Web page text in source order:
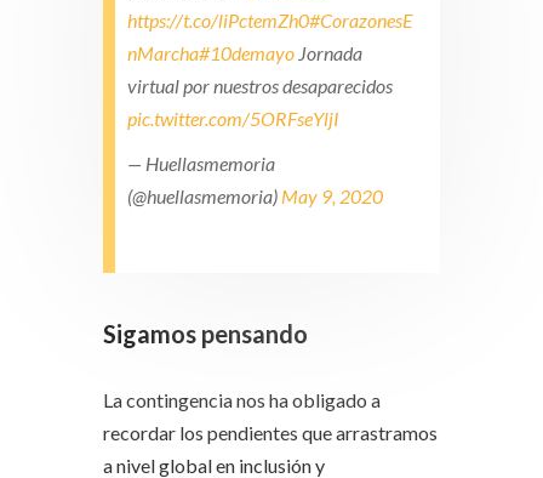
https://t.co/liPctemZh0#CorazonesE
nMarcha#10demayo Jornada
virtual por nuestros desaparecidos
pic.twitter.com/5ORFseYljI
— Huellasmemoria
(@huellasmemoria) May 9, 2020
Sigamos pensando
La contingencia nos ha obligado a
recordar los pendientes que arrastramos
a nivel global en inclusión y